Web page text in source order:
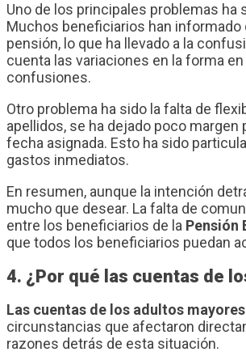
Uno de los principales problemas ha
Muchos beneficiarios han
pensión, lo que ha llevado a la
cuenta las variaciones en la forma
confusiones.
Otro problema ha sido la falta de
apellidos, se ha dejado poco
fecha asignada. Esto ha sido
gastos inmediatos.
En resumen, aunque la intención
mucho que desear. La falta de
entre los beneficiarios de la Pensión
que todos los beneficiarios puedan
4. ¿Por qué las cuentas de
Las cuentas de los adultos
circunstancias que afectaron
razones detrás de esta situación.